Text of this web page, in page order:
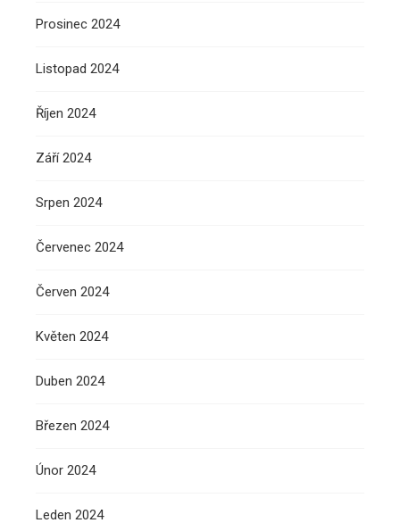
Prosinec 2024
Listopad 2024
Říjen 2024
Září 2024
Srpen 2024
Červenec 2024
Červen 2024
Květen 2024
Duben 2024
Březen 2024
Únor 2024
Leden 2024